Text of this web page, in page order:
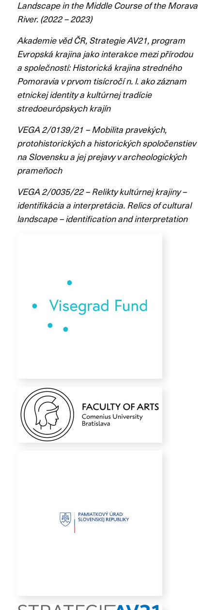
Landscape in the Middle Course of the Morava
River. (2022 – 2023)
Akademie věd ČR, Strategie AV21, program
Evropská krajina jako interakce mezi přírodou
a společností: Historická krajina stredného
Pomoravia v prvom tisícročí n. l. ako záznam
etnickej identity a kultúrnej tradície
stredoeurópskych krajín
VEGA 2/0139/21 – Mobilita pravekých,
protohistorických a historických spoločenstiev
na Slovensku a jej prejavy v archeologických
prameňoch
VEGA 2/0035/22 – Relikty kultúrnej krajiny –
identifikácia a interpretácia. Relics of cultural
landscape – identification and interpretation